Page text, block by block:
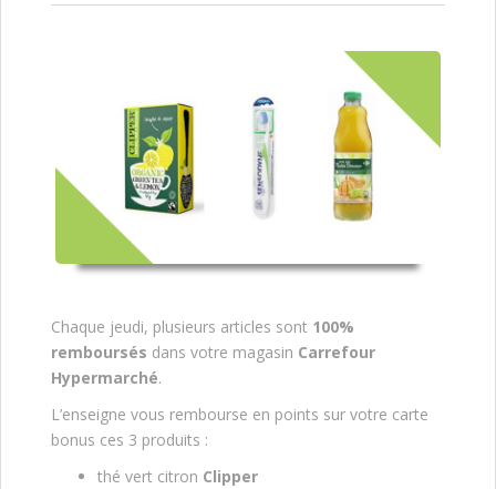
Chaque jeudi, plusieurs articles sont 100%
remboursés dans votre magasin Carrefour
Hypermarché.
L’enseigne vous rembourse en points sur votre carte
bonus ces 3 produits :
thé vert citron Clipper